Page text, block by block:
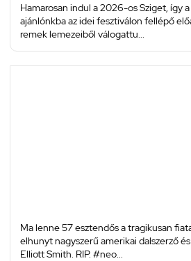
Hamarosan indul a 2026-os Sziget, így a
ajánlónkba az idei fesztiválon fellépő
remek lemezeiből válogattu...
Ma lenne 57 esztendős a tragikusan
elhunyt nagyszerű amerikai dalszerző
Elliott Smith. RIP. #neo...